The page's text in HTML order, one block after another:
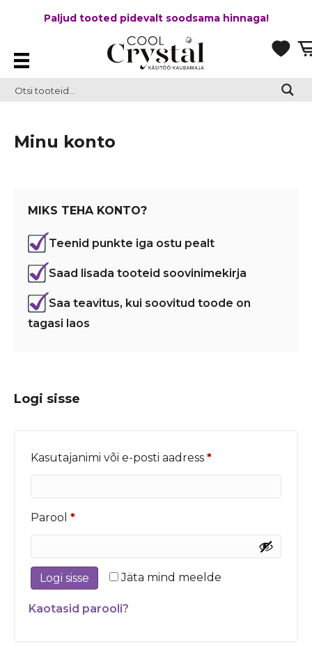
Paljud tooted pidevalt soodsama hinnaga!
Minu konto
MIKS TEHA KONTO?
Teenid punkte iga ostu pealt
Saad lisada tooteid soovinimekirja
Saa teavitus, kui soovitud toode on
tagasi laos
Logi sisse
Kasutajanimi või e-posti aadress *Nõutud
Parool *Nõutud
Jäta mind meelde
Logi sisse
Kaotasid parooli?